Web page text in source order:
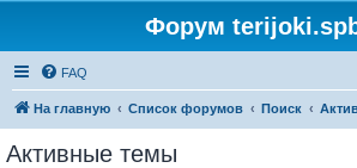
Форум
FAQ
На главную Список форумов Поиск
Активные темы